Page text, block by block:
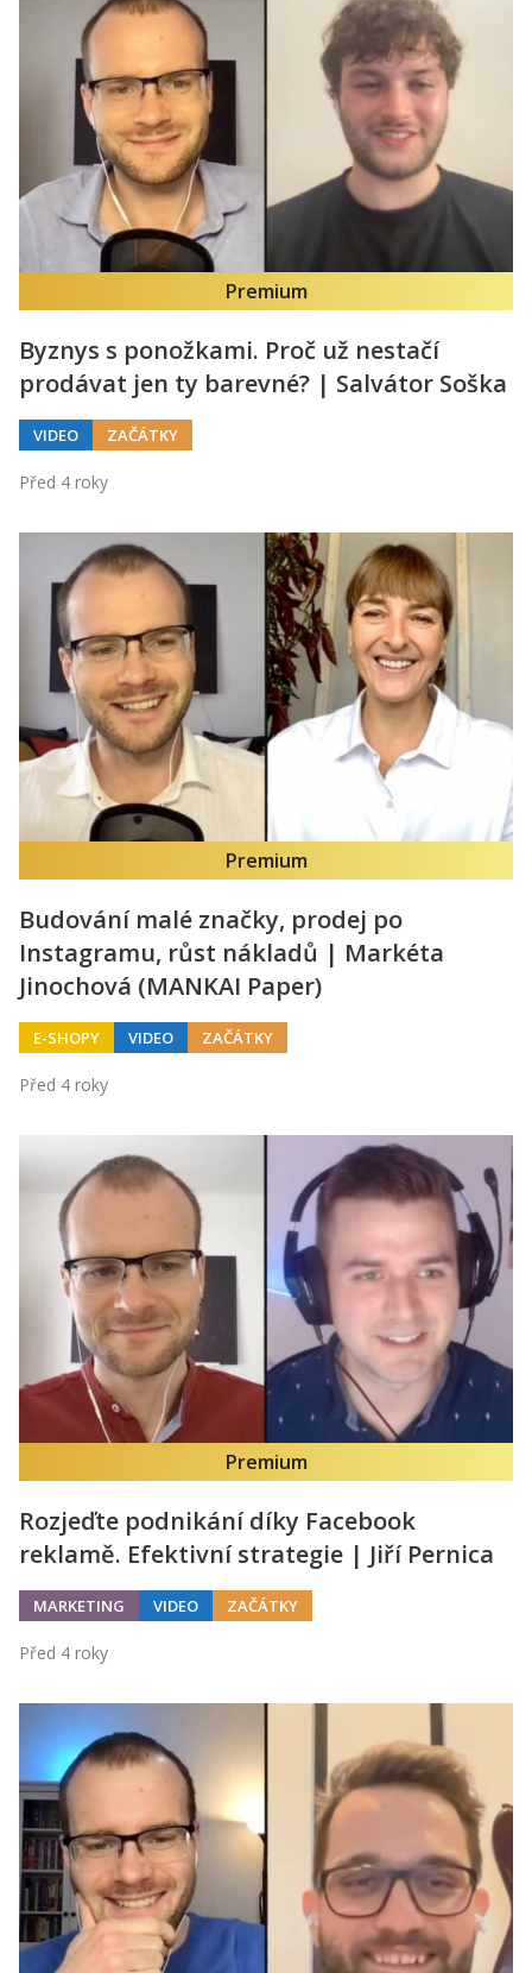
Premium
Byznys s ponožkami. Proč už nestačí
prodávat jen ty barevné? | Salvátor Soška
VIDEO ZAČÁTKY
Před 4 roky
Premium
Budování malé značky, prodej po
Instagramu, růst nákladů | Markéta
Jinochová (MANKAI Paper)
E-SHOPY VIDEO ZAČÁTKY
Před 4 roky
Premium
Rozjeďte podnikání díky Facebook
reklamě. Efektivní strategie | Jiří Pernica
MARKETING VIDEO ZAČÁTKY
Před 4 roky